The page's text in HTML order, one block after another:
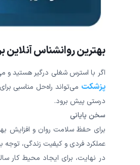
بهترین روانشناس
اگر با استرس شغلی درگیر هستید و
پزشکت می‌تواند راه‌حل مناسبی
درستی پیش برود.
سخن پایانی
برای حفظ سلامت روان و افزایش
عملکرد فردی و کیفیت زندگی، توجه
در نهایت، برای ایجاد محیط کار